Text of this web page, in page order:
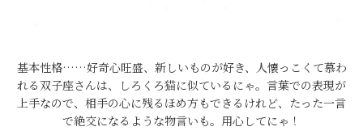
基本性格……好奇心旺盛、新しいものが好き、人懐っこくて慕わ
れる双子座さんは、しろくろ猫に似ているにゃ。言葉での表現が
上手なので、相手の心に残るほめ方もできるけれど、たった一言
で絶交になるような物言いも。用心してにゃ！